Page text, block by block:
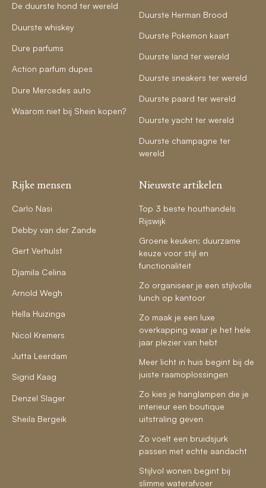
De duurste hond ter wereld
Duurste whiskey
Dure parfums
Action parfum dupes
Dure Mercedes auto
Waarom niet bij Shein kopen?
Duurste Herman Brood
Duurste Pokemon kaart
Duurste land ter wereld
Duurste sneakers ter wereld
Duurste paard ter wereld
Duurste yacht ter wereld
Duurste champagne ter
wereld
Rijke mensen
Carlo Nasi
Debby van der Zande
Gert Verhulst
Djamila Celina
Arnold Wegh
Hella Huizinga
Nicol Kremers
Jutta Leerdam
Sigrid Kaag
Denzel Slager
Sheila Bergeik
Nieuwste artikelen
Top 3 beste houthandels
Rijswijk
Groene keuken: duurzame
keuze voor stijl en
functionaliteit
Zo organiseer je een stijlvolle
lunch op kantoor
Zo maak je een luxe
overkapping waar je het hele
jaar plezier van hebt
Meer licht in huis begint bij de
juiste raamoplossingen
Zo kies je hanglampen die je
interieur een boutique
uitstraling geven
Zo voelt een bruidsjurk
passen met echte aandacht
Stijlvol wonen begint bij
slimme waterafvoer